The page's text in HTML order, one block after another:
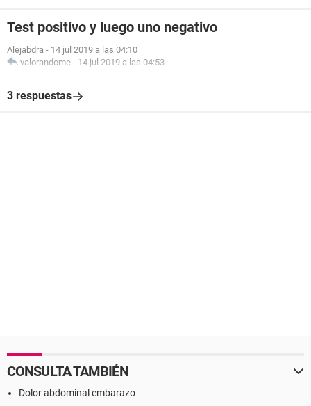
Test positivo y luego uno negativo
Alejabdra - 14 jul 2019 a las 04:10
valorandome - 14 jul 2019 a las 04:53
3 respuestas
CONSULTA TAMBIÉN
Dolor abdominal embarazo